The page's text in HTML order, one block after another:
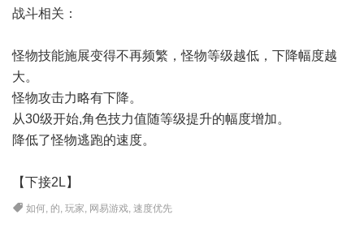
战斗相关：
怪物技能施展变得不再频繁，怪物等级越低，下降幅度越
大。
怪物攻击力略有下降。
从30级开始,角色技力值随等级提升的幅度增加。
降低了怪物逃跑的速度。
【下接2L】
如何, 的,玩家, 网易游戏,速度优先